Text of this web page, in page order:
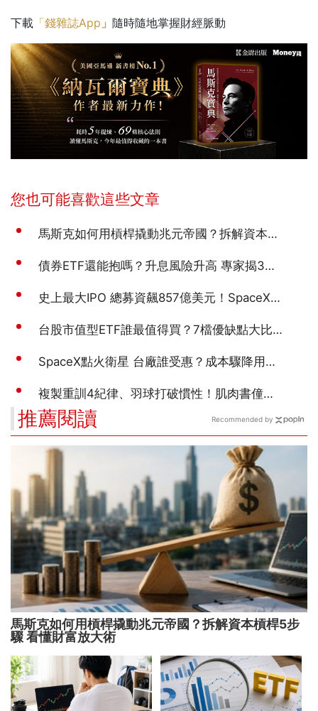
下載 「錢雜誌App 」 隨時隨地掌握財經脈動
推薦閱讀
馬斯克如何用槓桿撬動兆元帝國？拆解資本槓桿5步
驟 看懂財富放大術
Recommended by